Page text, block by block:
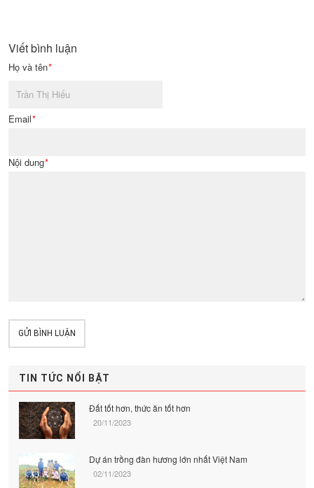
Viết bình luận
Họ và tên*
Email*
Nội dung*
GỬI BÌNH LUẬN
TIN TỨC NỔI BẬT
Đất tốt hơn, thức ăn tốt hơn
20/11/2023
Dự án trồng đàn hương lớn nhất Việt Nam
02/11/2023